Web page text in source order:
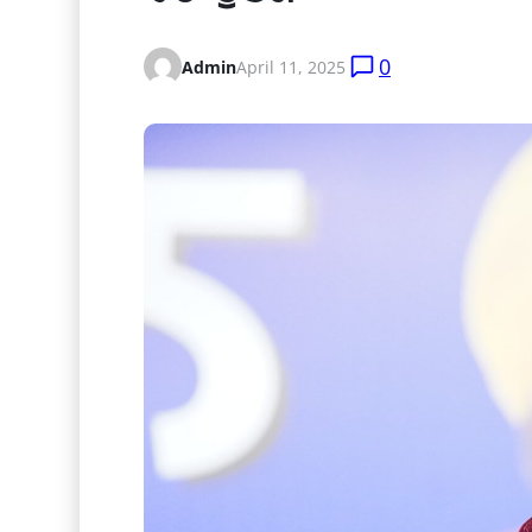
AdminApril 11, 2025 0